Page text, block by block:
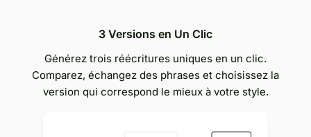
3 Versions en Un Clic
Générez trois réécritures uniques en un clic.
Comparez, échangez des phrases et choisissez la
version qui correspond le mieux à votre style.